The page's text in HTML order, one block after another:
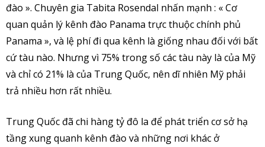
đào ». Chuyên gia Tabita Rosendal nhấn mạnh : « Cơ
quan quản lý kênh đào Panama trực thuộc chính phủ
Panama », và lệ phí đi qua kênh là giống nhau đối với bất
cứ tàu nào. Nhưng vì 75% trong số các tàu này là của Mỹ
và chỉ có 21% là của Trung Quốc, nên dĩ nhiên Mỹ phải
trả nhiều hơn rất nhiều.
Trung Quốc đã chi hàng tỷ đô la để phát triển cơ sở hạ
tầng xung quanh kênh đào và những nơi khác ở